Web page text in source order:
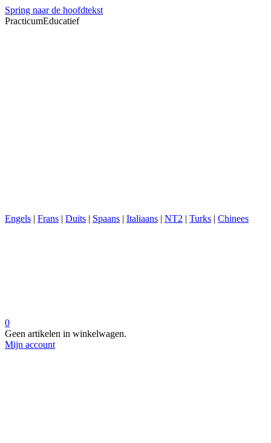
Spring naar de hoofdtekst
PracticumEducatief
Engels | Frans | Duits | Spaans | Italiaans | NT2 | Turks | Chinees
0
Geen artikelen in winkelwagen.
Mijn account